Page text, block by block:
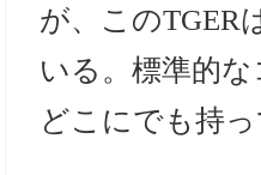
が、このTGER
いる。標準的
どこにでも持っ